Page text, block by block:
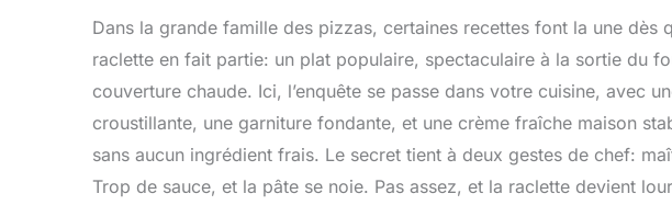
Dans la grande famille des pizzas, certaines recettes font la une dès
raclette en fait partie: un plat populaire, spectaculaire à la sortie du
couverture chaude. Ici, l’enquête se passe dans votre cuisine, avec
croustillante, une garniture fondante, et une crème fraîche maison
sans aucun ingrédient frais. Le secret tient à deux gestes de chef:
Trop de sauce, et la pâte se noie. Pas assez, et la raclette devient